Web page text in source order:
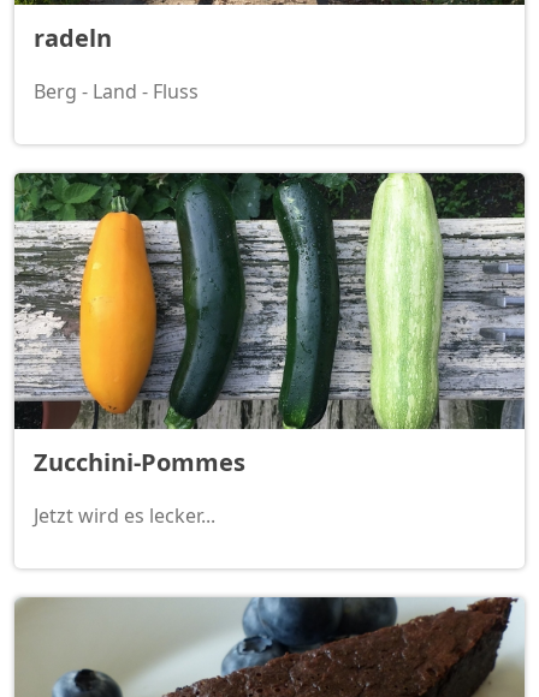
radeln
Berg - Land - Fluss
Zucchini-Pommes
Jetzt wird es lecker...